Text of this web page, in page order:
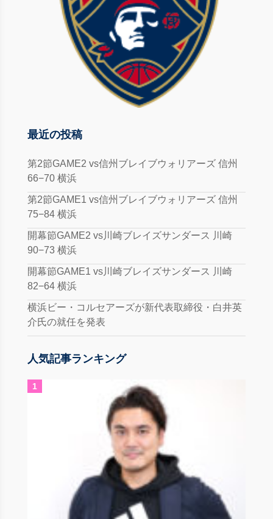
最近の投稿
第2節GAME2 vs信州ブレイブウォリアーズ 信州
66−70 横浜
第2節GAME1 vs信州ブレイブウォリアーズ 信州
75−84 横浜
開幕節GAME2 vs川崎ブレイズサンダース 川崎
90−73 横浜
開幕節GAME1 vs川崎ブレイズサンダース 川崎
82−64 横浜
横浜ビー・コルセアーズが新代表取締役・白井英
介氏の就任を発表
人気記事ランキング